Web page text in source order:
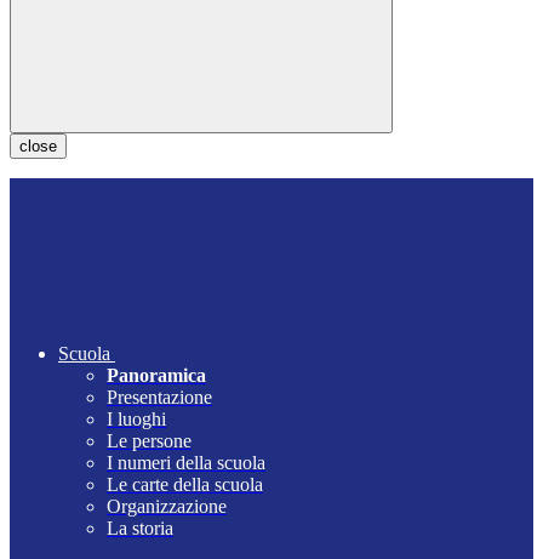
close
Scuola
Panoramica
Presentazione
I luoghi
Le persone
I numeri della scuola
Le carte della scuola
Organizzazione
La storia